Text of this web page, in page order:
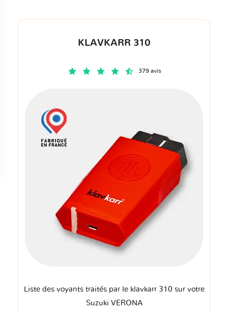
KLAVKARR 310
379 avis
Liste des voyants traités par le klavkarr 310 sur votre
Suzuki VERONA